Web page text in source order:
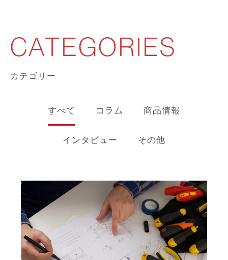
CATEGORIES
カテゴリー
すべて コラム 商品情報
インタビュー その他